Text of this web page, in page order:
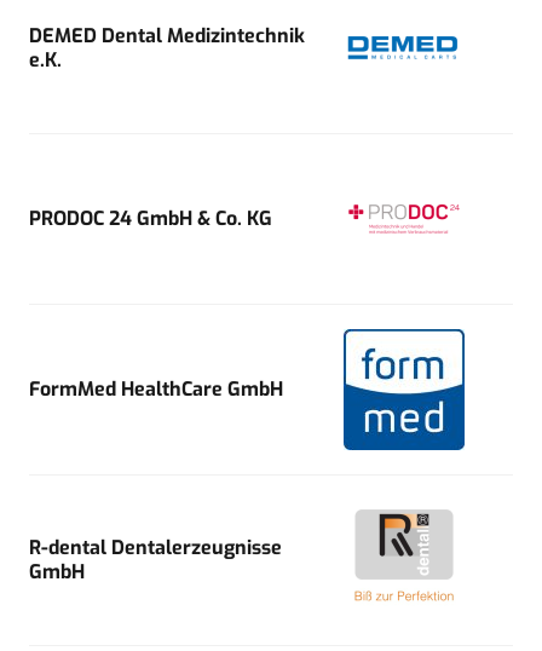
DEMED Dental Medizintechnik
e.K.
PRODOC 24 GmbH & Co. KG
FormMed HealthCare GmbH
R-dental Dentalerzeugnisse
GmbH